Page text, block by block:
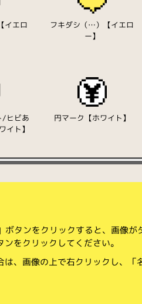
イエロ
フキダシ（…）【イエロ
ー】
/ヒビあ
イト】
円マーク【ホワイト】
タンをクリックすると、画像が
をクリックしてください。
、画像の上で右クリックし、